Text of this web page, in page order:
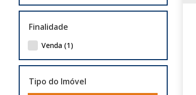
Finalidade
Venda (1)
Tipo do Imóvel